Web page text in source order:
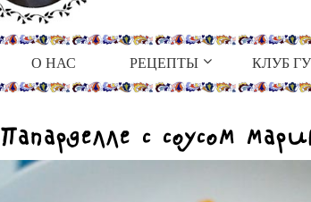
О НАС РЕЦЕПТЫ КЛУБ
Папарделле с соусом